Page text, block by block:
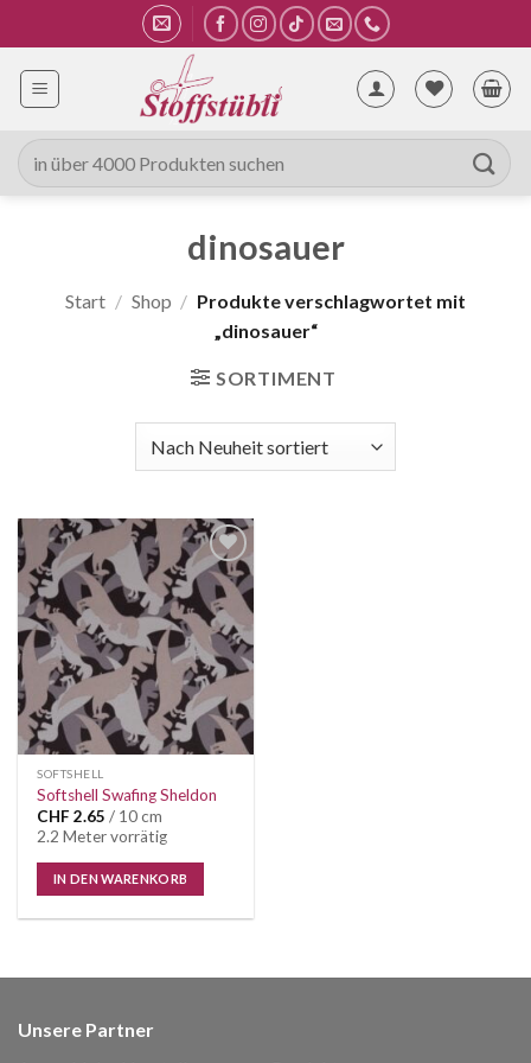
Inhalt
springen
Suche
nach:
dinosauer
Start / Shop / Produkte verschlagwortet mit
„dinosauer“
SORTIMENT
Auf die
Wunschliste
SOFTSHELL
Softshell Swafing Sheldon
CHF 2.65 / 10 cm
2.2 Meter vorrätig
IN DEN WARENKORB
Unsere Partner